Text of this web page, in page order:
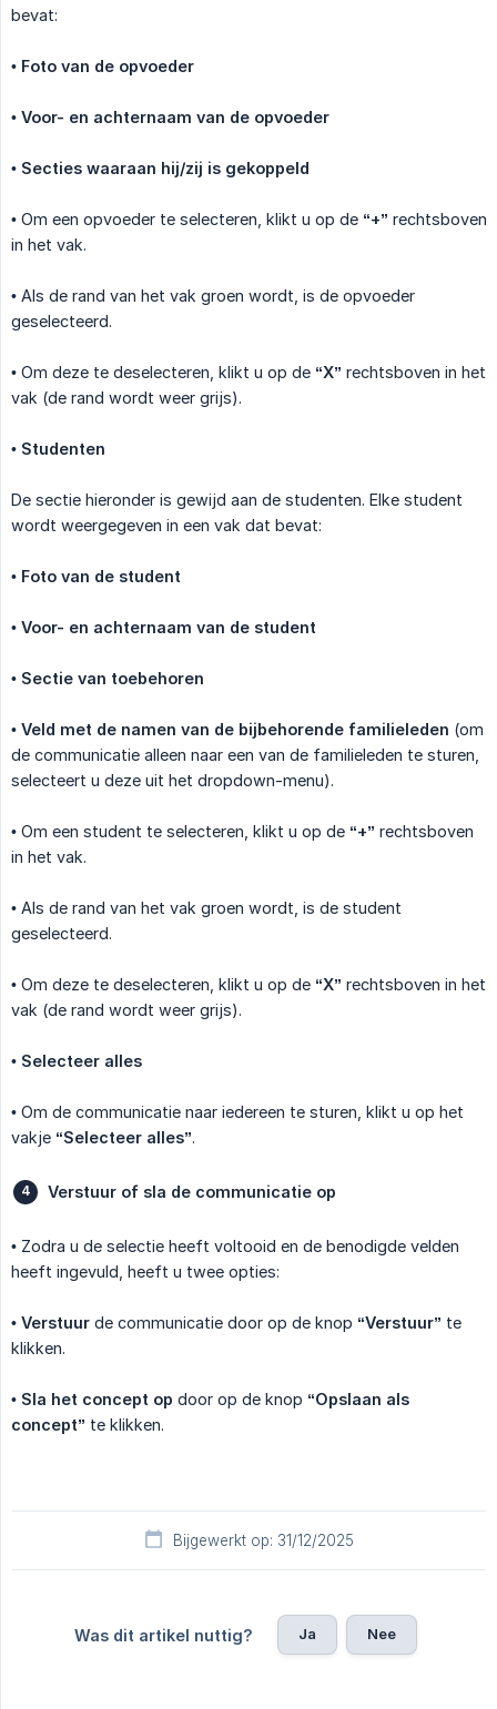
bevat:
• Foto van de opvoeder
• Voor- en achternaam van de opvoeder
• Secties waaraan hij/zij is gekoppeld
• Om een opvoeder te selecteren, klikt u op de “+” rechtsboven
in het vak.
• Als de rand van het vak groen wordt, is de opvoeder
geselecteerd.
• Om deze te deselecteren, klikt u op de “X” rechtsboven in het
vak (de rand wordt weer grijs).
• Studenten
De sectie hieronder is gewijd aan de studenten. Elke student
wordt weergegeven in een vak dat bevat:
• Foto van de student
• Voor- en achternaam van de student
• Sectie van toebehoren
• Veld met de namen van de bijbehorende familieleden (om
de communicatie alleen naar een van de familieleden te sturen,
selecteert u deze uit het dropdown-menu).
• Om een student te selecteren, klikt u op de “+” rechtsboven
in het vak.
• Als de rand van het vak groen wordt, is de student
geselecteerd.
• Om deze te deselecteren, klikt u op de “X” rechtsboven in het
vak (de rand wordt weer grijs).
• Selecteer alles
• Om de communicatie naar iedereen te sturen, klikt u op het
vakje “Selecteer alles”.
Verstuur of sla de communicatie op
• Zodra u de selectie heeft voltooid en de benodigde velden
heeft ingevuld, heeft u twee opties:
• Verstuur de communicatie door op de knop “Verstuur” te
klikken.
• Sla het concept op door op de knop “Opslaan als
concept” te klikken.
Bijgewerkt op: 31/12/2025
Was dit artikel nuttig? Ja Nee